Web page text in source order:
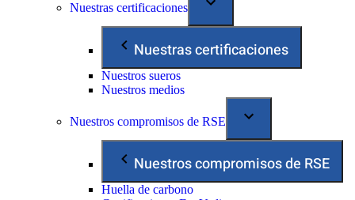
Nuestras certificaciones
Nuestras certificaciones
Nuestros sueros
Nuestros medios
Nuestros compromisos de RSE
Nuestros compromisos de RSE
Huella de carbono